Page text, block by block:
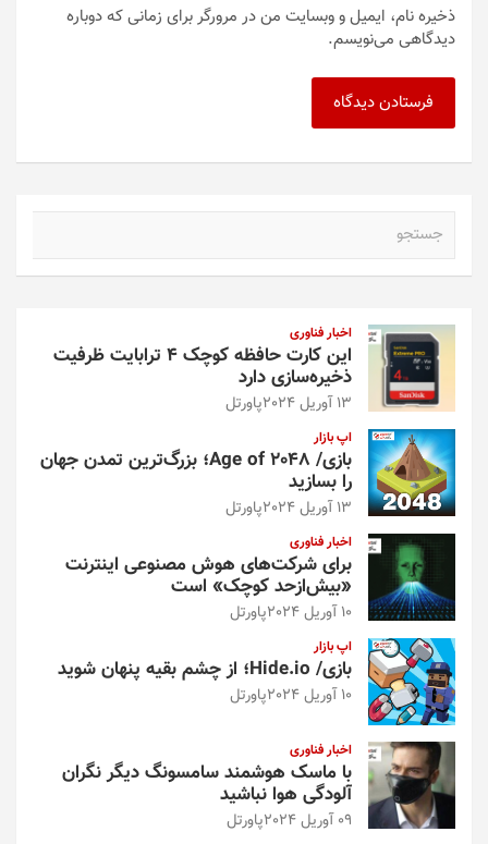
ذخیره نام، ایمیل و وبسایت من در مرورگر برای زمانی که دوباره
دیدگاهی می‌نویسم.
اخبار فناوری
این کارت حافظه کوچک ۴ ترابایت ظرفیت
ذخیره‌سازی دارد
13 آوریل 2024 پاورتل
اپ بازار
بازی/ Age of 2048؛ بزرگ‌ترین تمدن جهان
را بسازید
13 آوریل 2024 پاورتل
اخبار فناوری
برای شرکت‌های هوش مصنوعی اینترنت
«بیش‌از‌حد کوچک» است
10 آوریل 2024 پاورتل
اپ بازار
بازی/ Hide.io؛ از چشم بقیه پنهان شوید
10 آوریل 2024 پاورتل
اخبار فناوری
با ماسک هوشمند سامسونگ دیگر نگران
آلودگی هوا نباشید
09 آوریل 2024 پاورتل